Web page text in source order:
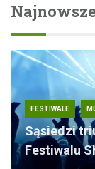
Najnowsze
FESTIWALE
Sąsiedzi
Festiwalu